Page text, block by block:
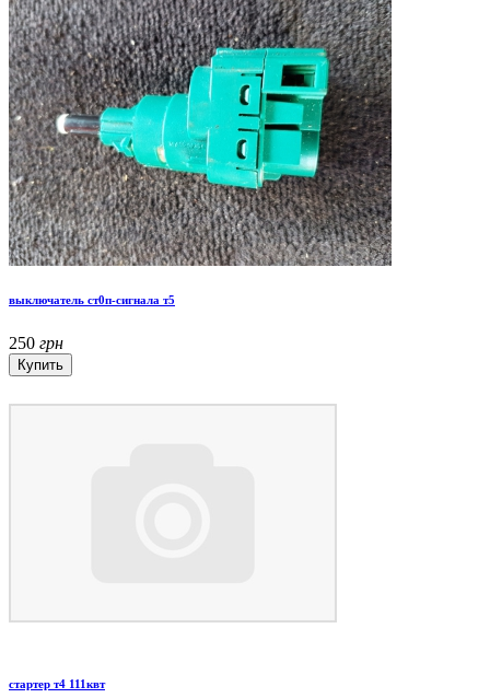
выключатель ст0п-сигнала т5
250 грн
стартер т4 111квт